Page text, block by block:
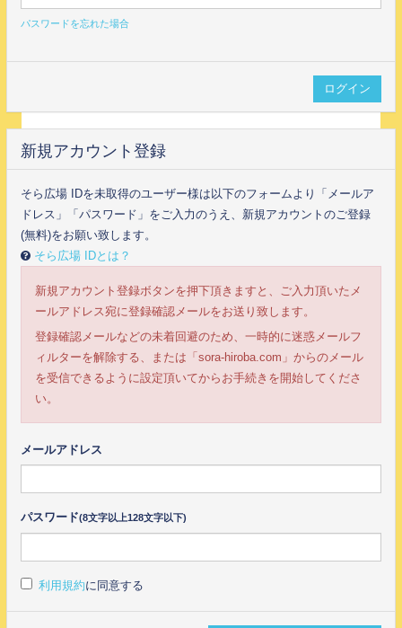
パスワードを忘れた場合
新規アカウント登録
そら広場 IDを未取得のユーザー様は以下のフォームより「メールア
ドレス」「パスワード」をご入力のうえ、新規アカウントのご登録
(無料)をお願い致します。
そら広場 IDとは？
新規アカウント登録ボタンを押下頂きますと、ご入力頂いたメ
ールアドレス宛に登録確認メールをお送り致します。
登録確認メールなどの未着回避のため、一時的に迷惑メールフ
ィルターを解除する、または「sora-hiroba.com」からのメール
を受信できるように設定頂いてからお手続きを開始してくださ
い。
メールアドレス
パスワード(8文字以上128文字以下)
利用規約に同意する